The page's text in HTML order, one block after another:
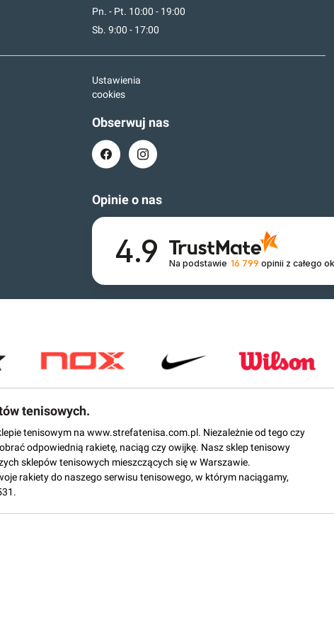
Pn. - Pt. 10:00 - 19:00
Sb. 9:00 - 17:00
Ustawienia
cookies
Obserwuj nas
Opinie o nas
4.9 Na podstawie 16 799 opinii z całego
tenisowych.
tenisowym na www.strefatenisa.com.pl. Niezależnie od tego czy
odpowiednią rakietę, naciąg czy owijkę. Nasz sklep tenisowy
sklepów tenisowych mieszczących się w Warszawie.
rakiety do naszego serwisu tenisowego, w którym naciągamy,